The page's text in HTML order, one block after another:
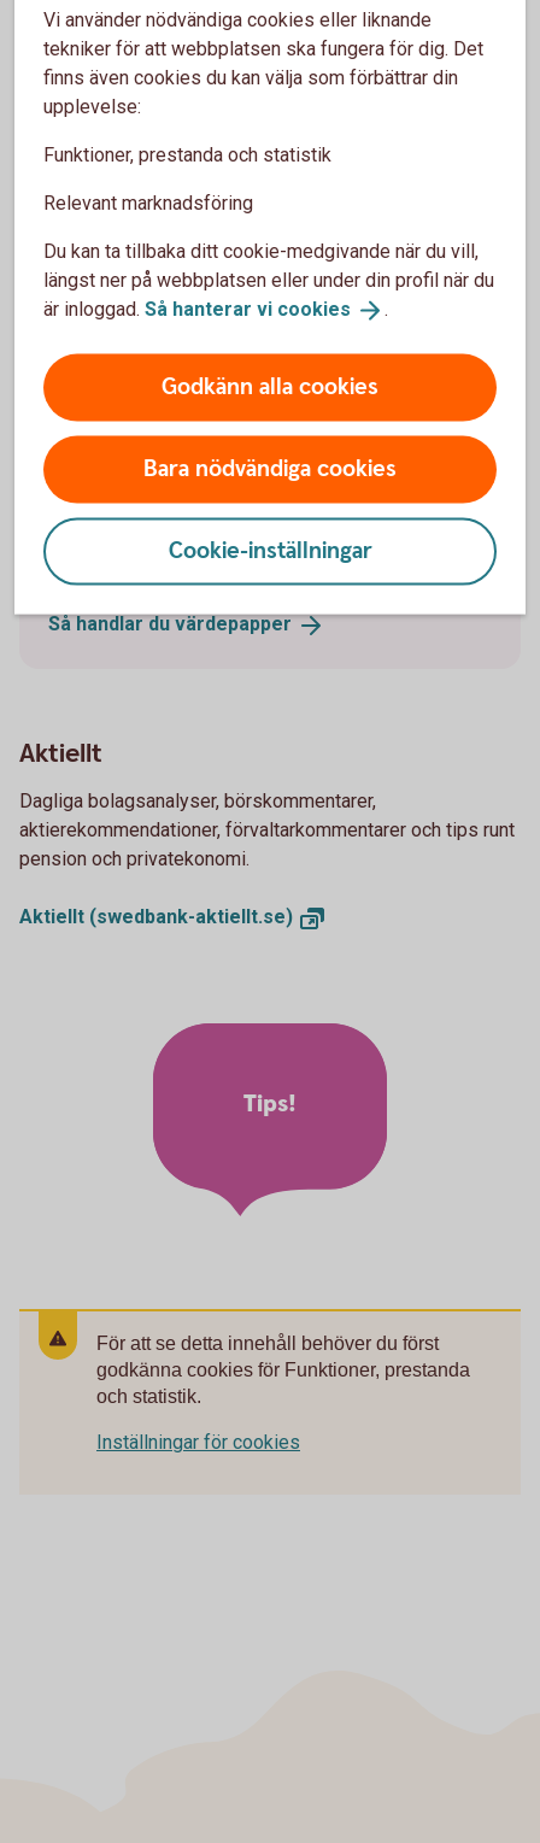
Kom igång och handla
Våra värdepapperstjänster
Vi har värdepapperstjänster för olika behov. Vilken
mer om våra värdepapperstjänster och kom igång.
Våra värdepapperstjänster
Så handlar du värdepapper
Du kan köpa värdepapper på flera olika sätt. Handla
värdepapper enkelt i internetbanken eller vår app. Du
kan även ringa vårt kundcenter eller besöka ett
kontor.
Så handlar duvärdepapper
Aktiellt
Dagliga bolagsanalyser, börskommentarer,
aktierekommendationer, förvaltarkommentarer och tips runt
pension och privatekonomi.
Aktiellt (swedbank-aktiellt.se)
Tips!
För att se detta innehåll behöver du först
godkänna cookies för Funktioner, prestanda
och statistik.
Inställningar för cookies
Vi använder nödvändiga cookies eller liknande
tekniker för att webbplatsen ska fungera för dig. Det
finns även cookies du kan välja som förbättrar din
upplevelse:
Funktioner, prestanda och statistik
Relevant marknadsföring
Du kan ta tillbaka ditt cookie-medgivande när du vill,
längst ner på webbplatsen eller under din profil när du
är inloggad. Så hanterar vi cookies .
Godkänn alla cookies
Bara nödvändiga cookies
Cookie-inställningar